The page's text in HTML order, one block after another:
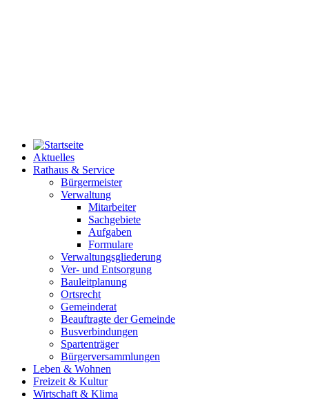
Aktuelles
Rathaus & Service
Bürgermeister
Verwaltung
Mitarbeiter
Sachgebiete
Aufgaben
Formulare
Verwaltungsgliederung
Ver- und Entsorgung
Bauleitplanung
Ortsrecht
Gemeinderat
Beauftragte der Gemeinde
Busverbindungen
Spartenträger
Bürgerversammlungen
Leben & Wohnen
Freizeit & Kultur
Wirtschaft & Klima